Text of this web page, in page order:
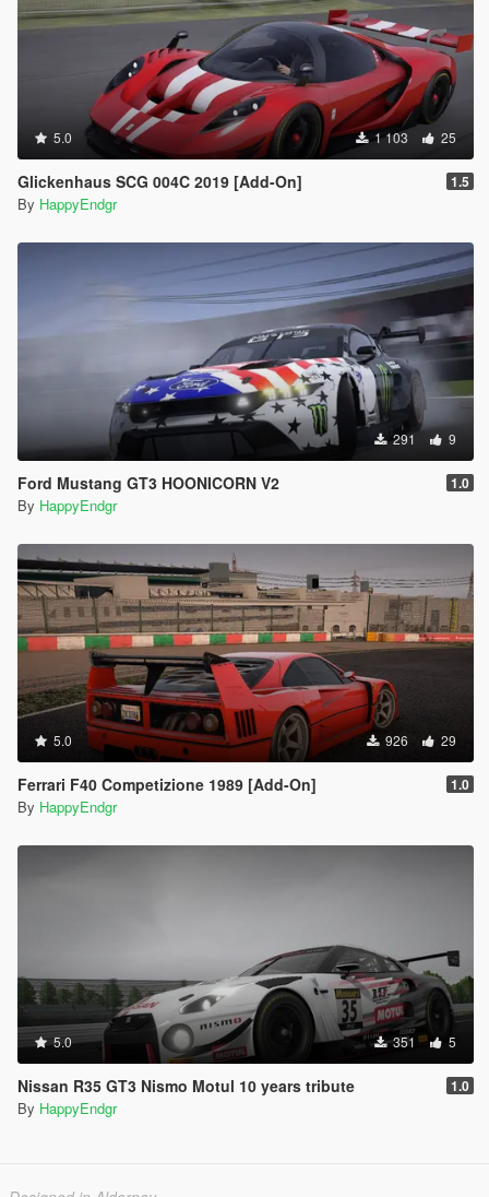
5.0 1 103 25
Glickenhaus SCG 004C 2019 [Add-On] 1.5
By HappyEndgr
291 9
Ford Mustang GT3 HOONICORN V2 1.0
By HappyEndgr
5.0 926 29
Ferrari F40 Competizione 1989 [Add-On] 1.0
By HappyEndgr
5.0 351 5
Nissan R35 GT3 Nismo Motul 10 years tribute 1.0
By HappyEndgr